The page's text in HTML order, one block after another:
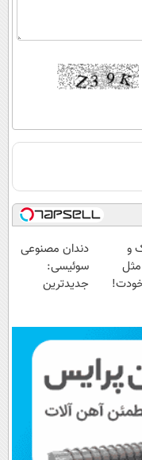
و
دندان مصنوعی
سوئیسی:
جدیدترین
پرداخت قسطی